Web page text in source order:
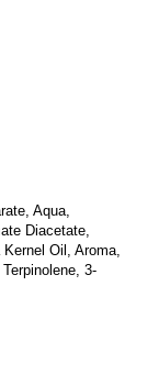
Aqua,
Diacetate,
Oil, Aroma,
3-